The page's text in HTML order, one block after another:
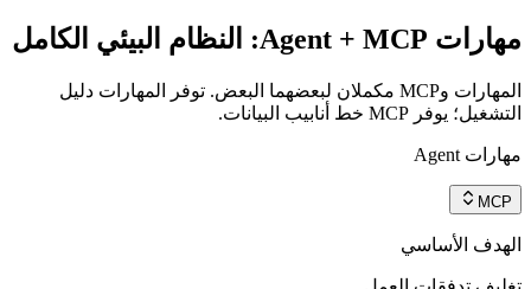
مهارات Agent + MCP: النظام البيئي الكامل
المهارات وMCP مكملان لبعضهما البعض. توفر المهارات دليل
التشغيل؛ يوفر MCP خط أنابيب البيانات.
مهارات Agent
MCP
الهدف الأساسي